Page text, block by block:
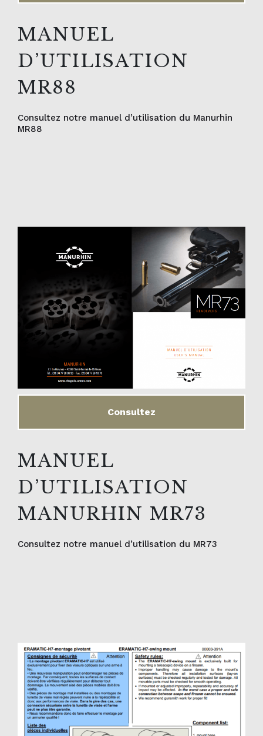
MANUEL
D’UTILISATION
MR88
Consultez notre manuel d’utilisation du Manurhin
MR88
Consultez
MANUEL
D’UTILISATION
MANURHIN MR73
Consultez notre manuel d’utilisation du MR73